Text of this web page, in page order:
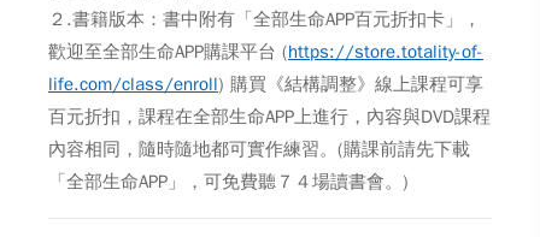
２.書籍版本：書中附有「全部生命APP百元折扣卡」，
歡迎至全部生命APP購課平台 (https://store.totality-of-
life.com/class/enroll) 購買《結構調整》線上課程可享
百元折扣，課程在全部生命APP上進行，內容與DVD課程
內容相同，隨時隨地都可實作練習。(購課前請先下載
「全部生命APP」，可免費聽７４場讀書會。)